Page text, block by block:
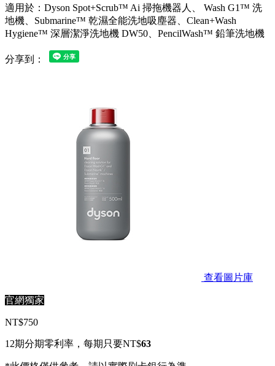
適用於：Dyson Spot+Scrub™ Ai 掃拖機器人、 Wash G1™ 洗
地機、Submarine™ 乾濕全能洗地吸塵器、Clean+Wash
Hygiene™ 深層潔淨洗地機 DW50、PencilWash™ 鉛筆洗地機
分享到：
查看圖片庫
官網獨家
NT$750
12期分期零利率，每期只要NT$63